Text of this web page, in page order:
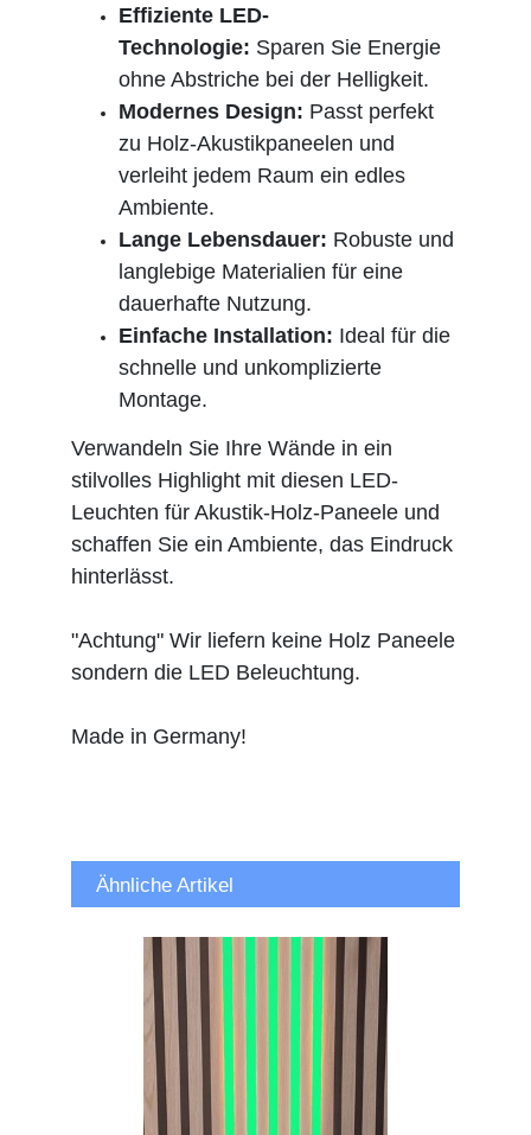
Effiziente LED-
Technologie: Sparen Sie Energie
ohne Abstriche bei der Helligkeit.
Modernes Design: Passt perfekt
zu Holz-Akustikpaneelen und
verleiht jedem Raum ein edles
Ambiente.
Lange Lebensdauer: Robuste und
langlebige Materialien für eine
dauerhafte Nutzung.
Einfache Installation: Ideal für die
schnelle und unkomplizierte
Montage.
Verwandeln Sie Ihre Wände in ein
stilvolles Highlight mit diesen LED-
Leuchten für Akustik-Holz-Paneele und
schaffen Sie ein Ambiente, das Eindruck
hinterlässt.
"Achtung" Wir liefern keine Holz Paneele
sondern die LED Beleuchtung.
Made in Germany!
Ähnliche Artikel